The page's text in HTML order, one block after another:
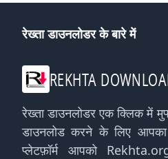
रेख्ता डाउनलोडर के बारे में
REKHTA
रेख्ता डाउनलोडर एक क्लिक में
डाउनलोड करने के लिए
प्लेटफ़ॉर्म आपको